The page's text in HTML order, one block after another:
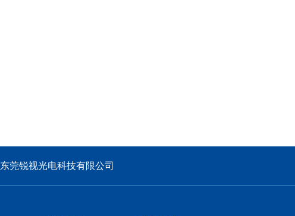
东莞锐视光电科技有限公司